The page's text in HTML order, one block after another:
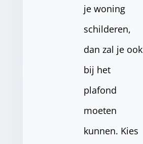
je woning
schilderen,
dan zal je ook
bij het
plafond
moeten
kunnen. Kies